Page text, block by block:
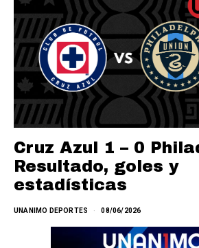
Cruz Azul 1 – 0
Resultado, goles y
estadísticas
UNANIMO DEPORTES 08/06/2026